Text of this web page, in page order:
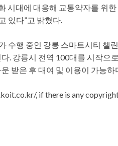
시대에 대응해 교통약자를 위
있다”고 밝혔다.
수행 중인 강릉 스마트시티 챌
. 강릉시 전역 100대를 시작으
받은 후 대여 및 이용이 가능하
, if there is any